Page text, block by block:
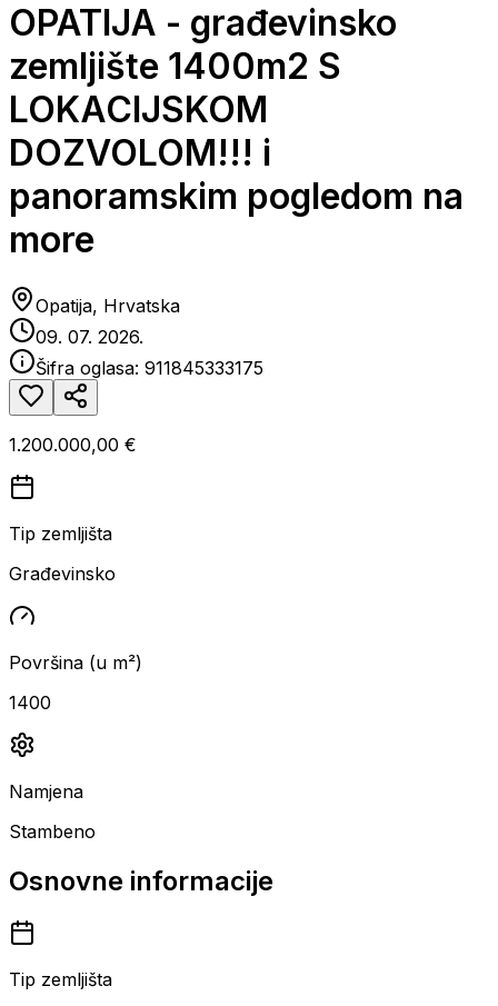
OPATIJA - građevinsko
zemljište 1400m2 S
LOKACIJSKOM
DOZVOLOM!!! i
panoramskim pogledom na
more
Opatija, Hrvatska
09. 07. 2026.
Šifra oglasa: 911845333175
1.200.000,00 €
Tip zemljišta
Građevinsko
Površina (u m²)
1400
Namjena
Stambeno
Osnovne informacije
Tip zemljišta